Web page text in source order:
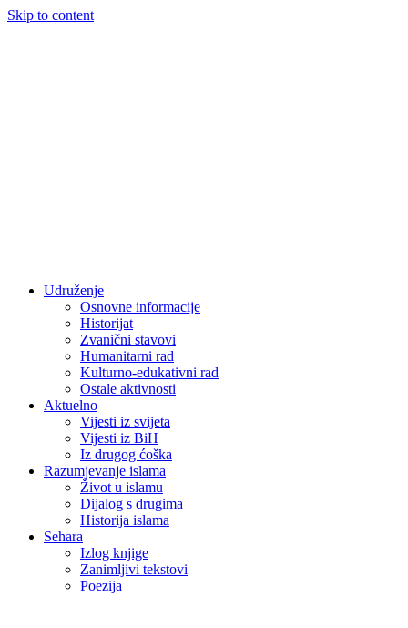
Skip to content
Udruženje
Osnovne informacije
Historijat
Zvanični stavovi
Humanitarni rad
Kulturno-edukativni rad
Ostale aktivnosti
Aktuelno
Vijesti iz svijeta
Vijesti iz BiH
Iz drugog ćoška
Razumjevanje islama
Život u islamu
Dijalog s drugima
Historija islama
Sehara
Izlog knjige
Zanimljivi tekstovi
Poezija